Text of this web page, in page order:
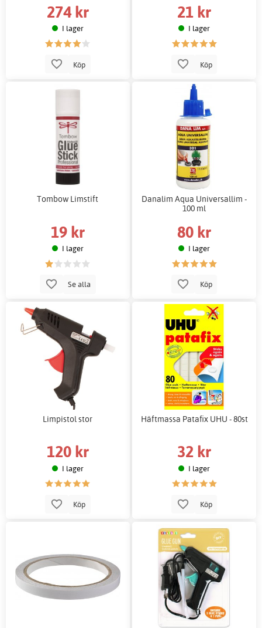
274 kr
I lager
Köp
21 kr
I lager
Köp
Tombow Limstift
19 kr
I lager
Se alla
Danalim Aqua Universallim -
100 ml
80 kr
I lager
Köp
Limpistol stor
120 kr
I lager
Köp
Häftmassa Patafix UHU - 80st
32 kr
I lager
Köp